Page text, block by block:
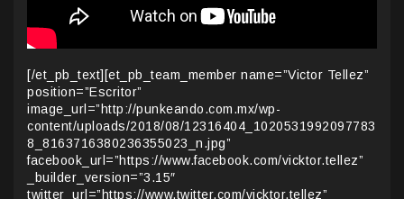
[/et_pb_text][et_pb_team_member name=”Victor Tellez”
position=”Escritor”
image_url=”http://punkeando.com.mx/wp-
content/uploads/2018/08/12316404_1020531992097783
8_8163716380236355023_n.jpg”
facebook_url=”https://www.facebook.com/vicktor.tellez”
_builder_version=”3.15″
twitter_url=”https://www.twitter.com/vicktor.tellez”